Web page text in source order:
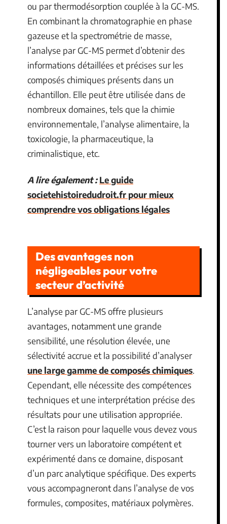
ou par thermodésorption couplée à la GC-MS.
En combinant la chromatographie en phase
gazeuse et la spectrométrie de masse,
l’analyse par GC-MS permet d’obtenir des
informations détaillées et précises sur les
composés chimiques présents dans un
échantillon. Elle peut être utilisée dans de
nombreux domaines, tels que la chimie
environnementale, l’analyse alimentaire, la
toxicologie, la pharmaceutique, la
criminalistique, etc.
A lire également : Le guide
societehistoiredudroit.fr pour mieux
comprendre vos obligations légales
Des avantages non
négligeables pour votre
secteur d’activité
L’analyse par GC-MS offre plusieurs
avantages, notamment une grande
sensibilité, une résolution élevée, une
sélectivité accrue et la possibilité d’analyser
une large gamme de composés chimiques.
Cependant, elle nécessite des compétences
techniques et une interprétation précise des
résultats pour une utilisation appropriée.
C’est la raison pour laquelle vous devez vous
tourner vers un laboratoire compétent et
expérimenté dans ce domaine, disposant
d’un parc analytique spécifique. Des experts
vous accompagneront dans l’analyse de vos
formules, composites, matériaux polymères.